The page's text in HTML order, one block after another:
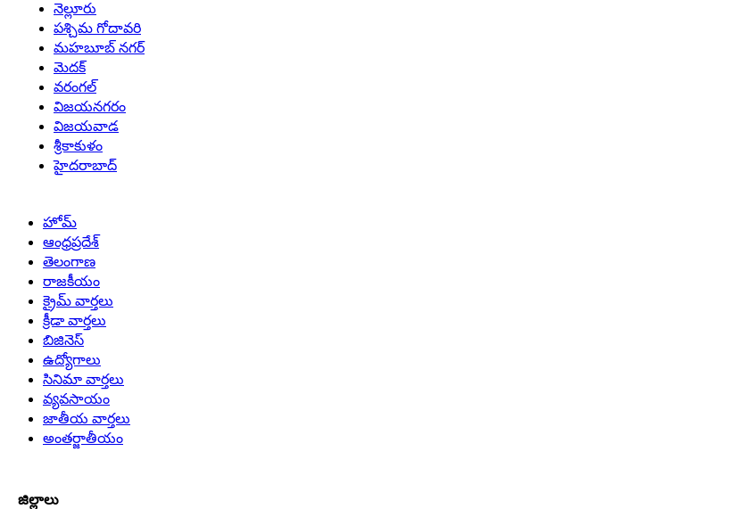
నెల్లూరు
పశ్చిమ గోదావరి
మహబూబ్ నగర్
మెదక్
వరంగల్
విజయనగరం
విజయవాడ
శ్రీకాకుళం
హైదరాబాద్
హోమ్
ఆంధ్రప్రదేశ్
తెలంగాణ
రాజకీయం
క్రైమ్ వార్తలు
క్రీడా వార్తలు
బిజినెస్
ఉద్యోగాలు
సినిమా వార్తలు
వ్యవసాయం
జాతీయ వార్తలు
అంతర్జాతీయం
జిల్లాలు